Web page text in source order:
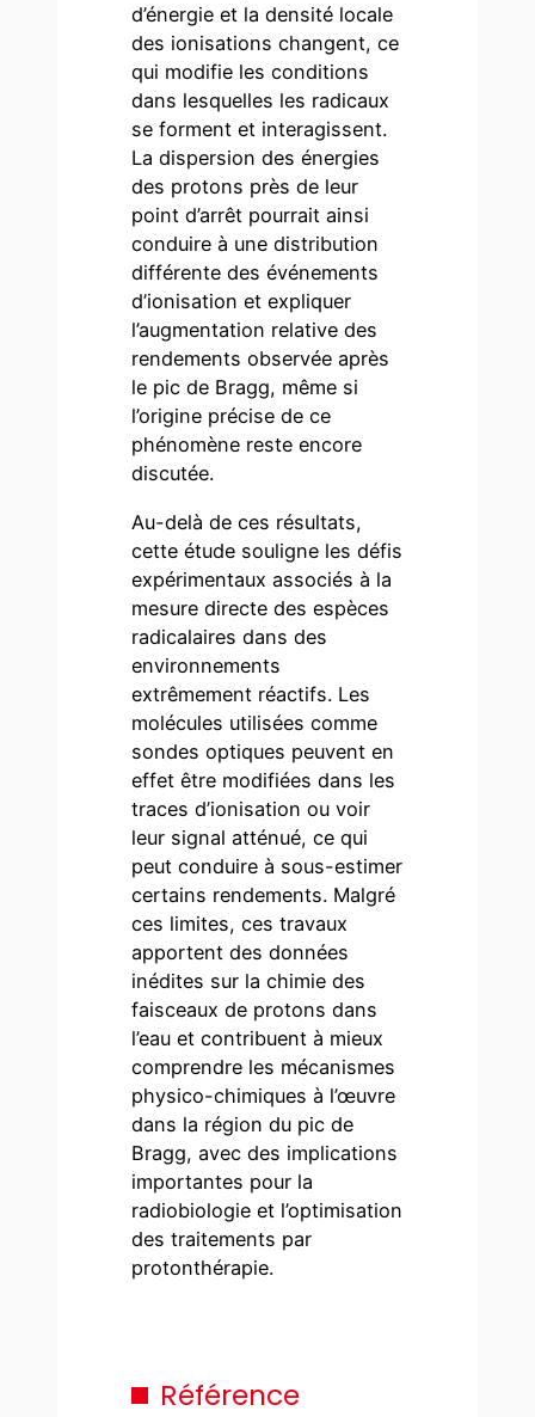
d’énergie et la densité locale
des ionisations changent, ce
qui modifie les conditions
dans lesquelles les radicaux
se forment et interagissent.
La dispersion des énergies
des protons près de leur
point d’arrêt pourrait ainsi
conduire à une distribution
différente des événements
d’ionisation et expliquer
l’augmentation relative des
rendements observée après
le pic de Bragg, même si
l’origine précise de ce
phénomène reste encore
discutée.
Au-delà de ces résultats,
cette étude souligne les défis
expérimentaux associés à la
mesure directe des espèces
radicalaires dans des
environnements
extrêmement réactifs. Les
molécules utilisées comme
sondes optiques peuvent en
effet être modifiées dans les
traces d’ionisation ou voir
leur signal atténué, ce qui
peut conduire à sous-estimer
certains rendements. Malgré
ces limites, ces travaux
apportent des données
inédites sur la chimie des
faisceaux de protons dans
l’eau et contribuent à mieux
comprendre les mécanismes
physico-chimiques à l’œuvre
dans la région du pic de
Bragg, avec des implications
importantes pour la
radiobiologie et l’optimisation
des traitements par
protonthérapie.
Référence